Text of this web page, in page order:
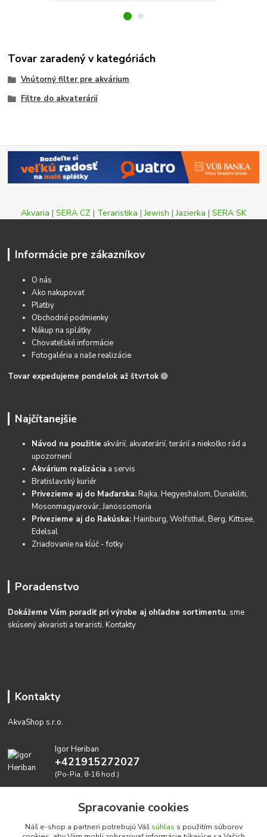
Tovar zaradený v kategóriách
Vnútorný filter pre akvárium
Filtre do akvaterárií
Akvaria | SERA CZ | Teraristika |Jewish |Jazierka | SERA SK
Informácie pre zákazníkov
O nás
Ako nakupovať
Platby
Obchodné podmienky
Nákup na splátky
Chovateľské informácie
Fotogaléria a naše realizácie
Tovar expedujeme pondelok až štvrtok 🟢
Najčítanejšie
Návod na použitie akvárií, akvaterárií, terárií a niekoľko rád a
upozornení
Akvárium realizácia a servis
Bratislavský kuriér
Privezieme aj do Maďarska:Rajka, Hegyeshalom, Dunakiliti,
Mosonmagyarovár, Janossomoria
Privezieme aj do Rakúska:Hainburg, Wolfsthal, Berg, Kittsee,
Edelsal
Zriaďovanie na kĺúč - fotky
Poradenstvo
Dokážeme Vám poradiť pri výrobe aj ohľadne sortimentu, sme
skúsený akvaristi a teraristi.Kontakty
Kontakty
AkvaShop s.r.o.
Igor Heriban
+421915272027
(Po-Pia, 8-16 hod.)
Spracovanie cookies
Náš e-shop a partneri potrebujú Váš súhlas s použitím súborov